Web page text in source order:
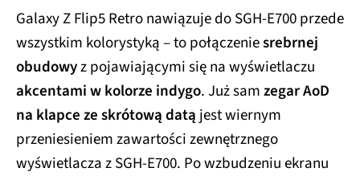
Galaxy Z Flip5 Retro nawiązuje do SGH-E700 przede
wszystkim kolorystyką – to połączeniesrebrnej
obudowyz pojawiającymi się na wyświetlaczu
akcentami w kolorze indygo. Już samzegar AoD
na klapce ze skrótową datą jest wiernym
przeniesieniem zawartości zewnętrznego
wyświetlacza z SGH-E700. Po wzbudzeniu ekranu